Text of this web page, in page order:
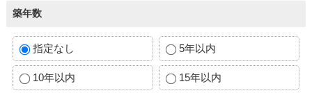
築年数
指定なし 5年以内
10年以内 15年以内